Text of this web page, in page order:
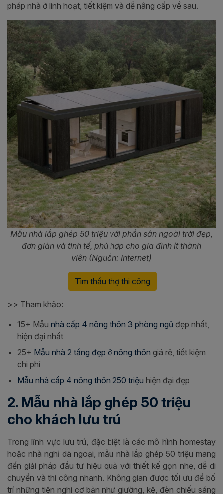
pháp nhà ở linh hoạt, tiết kiệm và dễ nâng cấp về sau.
Mẫu nhà lắp ghép 50 triệu với phần sân ngoài trời đẹp,
đơn giản và tinh tế, phù hợp cho gia đình ít thành
viên (Nguồn: Internet)
Tìm thầu thợ thi công
>> Tham khảo:
15+ Mẫu nhà cấp 4 nông thôn 3 phòng ngủ đẹp nhất,
hiện đại nhất
25+ Mẫu nhà 2 tầng đẹp ở nông thôn giá rẻ, tiết kiệm
chi phí
Mẫu nhà cấp 4 nông thôn 250 triệu hiện đại đẹp
2. Mẫu nhà lắp ghép 50 triệu
cho khách lưu trú
Trong lĩnh vực lưu trú, đặc biệt là các mô hình homestay
hoặc nhà nghỉ dã ngoại, mẫu nhà lắp ghép 50 triệu mang
đến giải pháp đầu tư hiệu quả với thiết kế gọn nhẹ, dễ di
chuyển và thi công nhanh. Không gian được tối ưu để bố
trí những tiện nghi cơ bản như giường, kệ, đèn chiếu sáng